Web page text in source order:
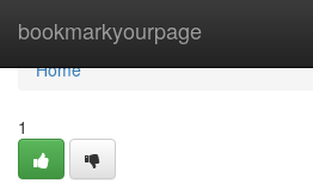
bookmarkyourpage
Home
Home
1